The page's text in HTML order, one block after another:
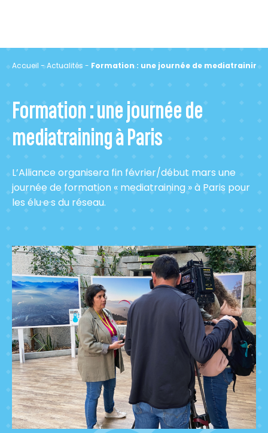
Accueil -Actualités - Formation : une journée de mediatraining
Formation : une journée de
mediatraining à Paris
L’Alliance organisera fin février/début mars une
journée de formation « mediatraining » à Paris pour
les élu·e·s du réseau.